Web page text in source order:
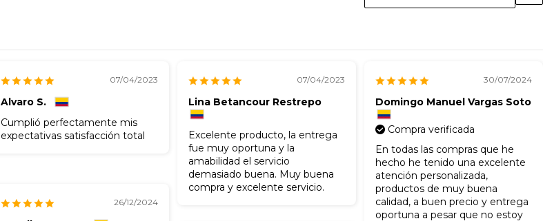
07/04/2023
Alvaro S.
Cumplió perfectamente mis
expectativas satisfacción total
07/04/2023
Lina Betancour Restrepo
Excelente producto, la entrega
fue muy oportuna y la
amabilidad el servicio
demasiado buena. Muy buena
compra y excelente servicio.
30/07/2024
Domingo Manuel Vargas Soto
Compra verificada
En todas las compras que he
hecho he tenido una excelente
atención personalizada,
productos de muy buena
calidad, a buen precio y entrega
oportuna a pesar que no estoy
26/12/2024